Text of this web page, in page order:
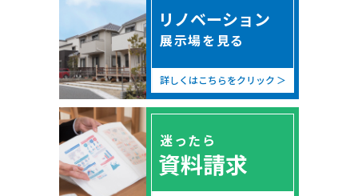
5.第三者への提供
個人情報は、以下のいずれかに該当する場合を除いて、いか
なる第三者にも開示・提供いたしません。
お客様の同意がある場合
お客様個人を識別することができない状態で開示する場合
当社グループ業務を円滑に進める等の理由で以下の者に対し
て情報を提供する場合
ア.土木建築工事の設計、施工および請負に関する業者
イ.不動産の売買、賃貸、管理およびその仲介に関する業者
ウ.当社グループの不動産売買に関し付帯する業務を行う金
融機関、司法書士等
エ.損害保険代理業に関わる業者
オ.その他上記付帯業務に関連する業者
リノベーション
展示場を見る
詳しくはこちらをクリック
迷ったら
資料請求